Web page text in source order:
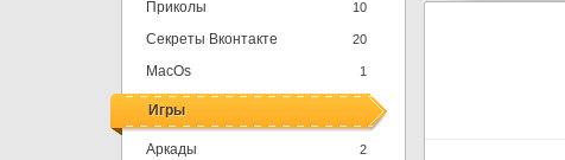
Приколы 10
Секреты Вконтакте 20
MacOs 1
Игры
Аркады 2